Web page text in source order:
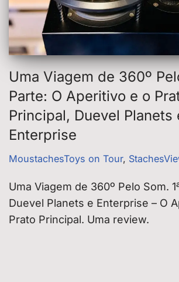
Uma Viagem de 360º
Parte: O Aperitivo e o
Principal, Duevel Planets
Enterprise
MoustachesToys on Tour,
Uma Viagem de 360º Pelo Som.
Duevel Planets e Enterprise – O
Prato Principal. Uma review.